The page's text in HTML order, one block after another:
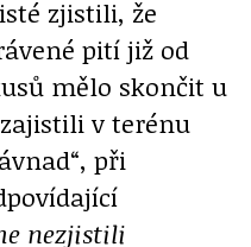
zjistili, že
pití již od
mělo skončit u
v terénu
při
nezjistili